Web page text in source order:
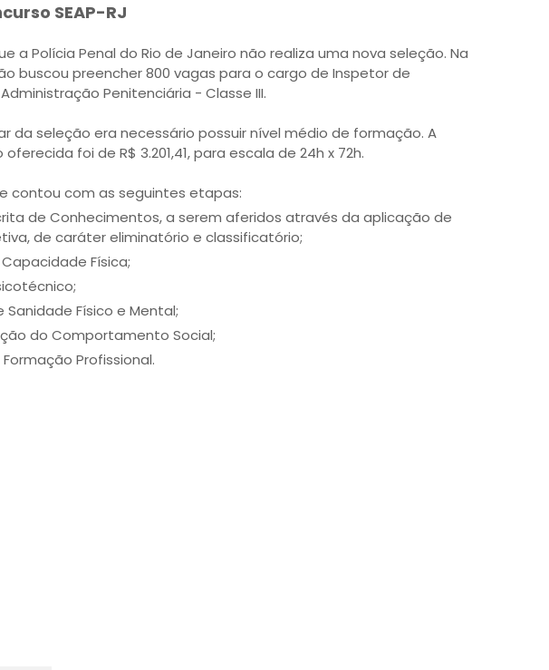
SEAP-RJ
a Polícia Penal do Rio de Janeiro não realiza uma nova seleção. Na
buscou preencher 800 vagas para o cargo de Inspetor de
Penitenciária - Classe III.
da seleção era necessário possuir nível médio de formação. A
foi de R$ 3.201,41, para escala de 24h x 72h.
contou com as seguintes etapas:
de Conhecimentos, a serem aferidos através da aplicação de
de caráter eliminatório e classificatório;
Física;
Sanidade Físico e Mental;
do Comportamento Social;
Profissional.